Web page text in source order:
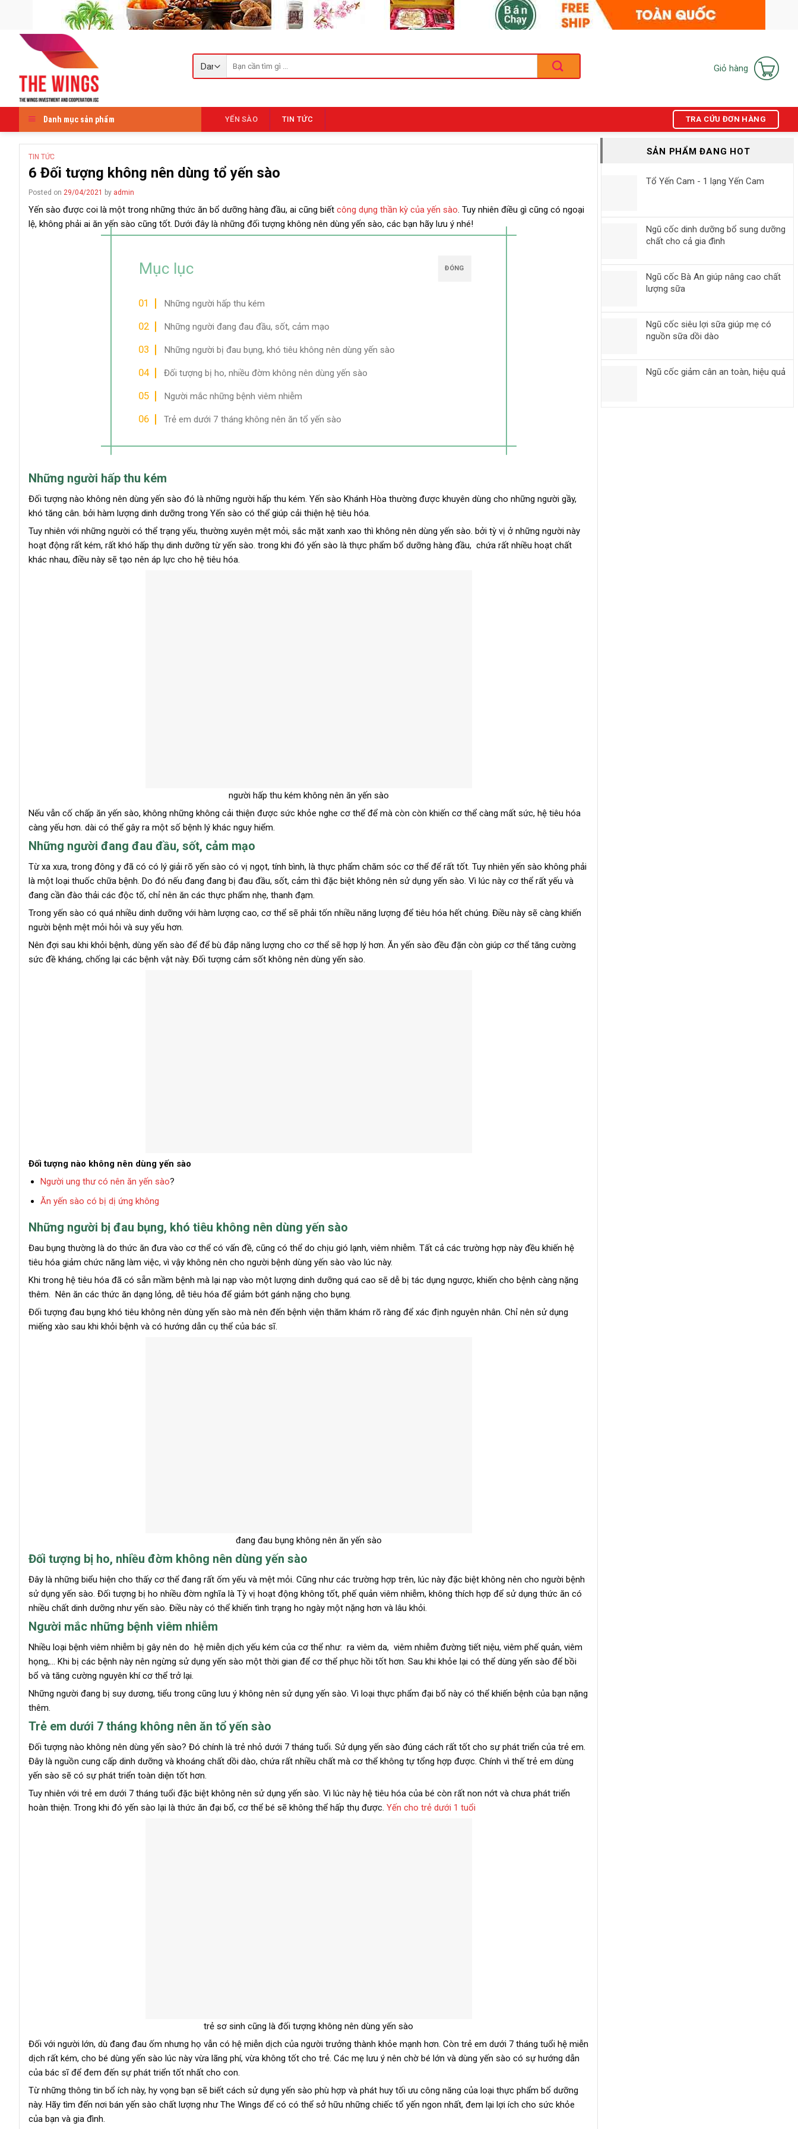
content
Tìm
kiếm:
Giỏ hàng
Danh mục sản phẩm YẾN SÀO TIN TỨC TRA CỨU ĐƠN HÀNG
TIN TỨC
6 Đối tượng không nên dùng tổ yến sào
Posted on 29/04/2021 by admin
Yến sào được coi là một trong những thức ăn bổ dưỡng hàng đầu, ai cũng biết công dụng thần kỳ của yến sào . Tuy nhiên điều gì cũng có ngoại
lệ, không phải ai ăn yến sào cũng tốt. Dưới đây là những đối tượng không nên dùng yến sào, các bạn hãy lưu ý nhé!
ĐÓNG
Mục lục
Những người hấp thu kém
Những người đang đau đầu, sốt, cảm mạo
Những người bị đau bụng, khó tiêu không nên dùng yến sào
Đối tượng bị ho, nhiều đờm không nên dùng yến sào
Người mắc những bệnh viêm nhiễm
Trẻ em dưới 7 tháng không nên ăn tổ yến sào
Những người hấp thu kém
Đối tượng nào không nên dùng yến sào đó là những người hấp thu kém. Yến sào Khánh Hòa thường được khuyên dùng cho những người gầy,
khó tăng cân. bởi hàm lượng dinh dưỡng trong Yến sào có thể giúp cải thiện hệ tiêu hóa.
Tuy nhiên với những người có thể trạng yếu, thường xuyên mệt mỏi, sắc mặt xanh xao thì không nên dùng yến sào. bởi tỳ vị ở những người này
hoạt động rất kém, rất khó hấp thụ dinh dưỡng từ yến sào. trong khi đó yến sào là thực phẩm bổ dưỡng hàng đầu, chứa rất nhiều hoạt chất
khác nhau, điều này sẽ tạo nên áp lực cho hệ tiêu hóa.
người hấp thu kém không nên ăn yến sào
Nếu vẫn cố chấp ăn yến sào, không những không cải thiện được sức khỏe nghe cơ thể để mà còn còn khiến cơ thể càng mất sức, hệ tiêu hóa
càng yếu hơn. dài có thể gây ra một số bệnh lý khác nguy hiểm.
Những người đang đau đầu, sốt, cảm mạo
Từ xa xưa, trong đông y đã có có lý giải rõ yến sào có vị ngọt, tính bình, là thực phẩm chăm sóc cơ thể để rất tốt. Tuy nhiên yến sào không phải
là một loại thuốc chữa bệnh. Do đó nếu đang đang bị đau đầu, sốt, cảm thì đặc biệt không nên sử dụng yến sào. Vì lúc này cơ thể rất yếu và
đang cần đào thải các độc tố, chỉ nên ăn các thực phẩm nhẹ, thanh đạm.
Trong yến sào có quá nhiều dinh dưỡng với hàm lượng cao, cơ thể sẽ phải tốn nhiều năng lượng để tiêu hóa hết chúng. Điều này sẽ càng khiến
người bệnh mệt mỏi hỏi và suy yếu hơn.
Nên đợi sau khi khỏi bệnh, dùng yến sào để để bù đắp năng lượng cho cơ thể sẽ hợp lý hơn. Ăn yến sào đều đặn còn giúp cơ thể tăng cường
sức đề kháng, chống lại các bệnh vật này. Đối tượng cảm sốt không nên dùng yến sào.
Đối tượng nào không nên dùng yến sào
Người ung thư có nên ăn yến sào?
Ăn yến sào có bị dị ứng không
Những người bị đau bụng, khó tiêu không nên dùng yến sào
Đau bụng thường là do thức ăn đưa vào cơ thể có vấn đề, cũng có thể do chịu gió lạnh, viêm nhiễm. Tất cả các trường hợp này đều khiến hệ
tiêu hóa giảm chức năng làm việc, vì vậy không nên cho người bệnh dùng yến sào vào lúc này.
Khi trong hệ tiêu hóa đã có sẵn mầm bệnh mà lại nạp vào một lượng dinh dưỡng quá cao sẽ dễ bị tác dụng ngược, khiến cho bệnh càng nặng
thêm. Nên ăn các thức ăn dạng lỏng, dễ tiêu hóa để giảm bớt gánh nặng cho bụng.
Đối tượng đau bụng khó tiêu không nên dùng yến sào mà nên đến bệnh viện thăm khám rõ ràng để xác định nguyên nhân. Chỉ nên sử dụng
miếng xào sau khi khỏi bệnh và có hướng dẫn cụ thể của bác sĩ.
đang đau bụng không nên ăn yến sào
Đối tượng bị ho, nhiều đờm không nên dùng yến sào
Đây là những biểu hiện cho thấy cơ thể đang rất ốm yếu và mệt mỏi. Cũng như các trường hợp trên, lúc này đặc biệt không nên cho người bệnh
sử dụng yến sào. Đối tượng bị ho nhiều đờm nghĩa là Tỳ vị hoạt động không tốt, phế quản viêm nhiễm, không thích hợp để sử dụng thức ăn có
nhiều chất dinh dưỡng như yến sào. Điều này có thể khiến tình trạng ho ngày một nặng hơn và lâu khỏi.
Người mắc những bệnh viêm nhiễm
Nhiều loại bệnh viêm nhiễm bị gây nên do hệ miễn dịch yếu kém của cơ thể như: ra viêm da, viêm nhiễm đường tiết niệu, viêm phế quản, viêm
họng,… Khi bị các bệnh này nên ngừng sử dụng yến sào một thời gian để cơ thể phục hồi tốt hơn. Sau khi khỏe lại có thể dùng yến sào để bồi
bổ và tăng cường nguyên khí cơ thể trở lại.
Những người đang bị suy dương, tiểu trong cũng lưu ý không nên sử dụng yến sào. Vì loại thực phẩm đại bổ này có thể khiến bệnh của bạn nặng
thêm.
Trẻ em dưới 7 tháng không nên ăn tổ yến sào
Đối tượng nào không nên dùng yến sào? Đó chính là trẻ nhỏ dưới 7 tháng tuổi. Sử dụng yến sào đúng cách rất tốt cho sự phát triển của trẻ em.
Đây là nguồn cung cấp dinh dưỡng và khoáng chất dồi dào, chứa rất nhiều chất mà cơ thể không tự tổng hợp được. Chính vì thế trẻ em dùng
yến sào sẽ có sự phát triển toàn diện tốt hơn.
Tuy nhiên với trẻ em dưới 7 tháng tuổi đặc biệt không nên sử dụng yến sào. Vì lúc này hệ tiêu hóa của bé còn rất non nớt và chưa phát triển
hoàn thiện. Trong khi đó yến sào lại là thức ăn đại bổ, cơ thể bé sẽ không thể hấp thụ được. Yến cho trẻ dưới 1 tuổi
trẻ sơ sinh cũng là đối tượng không nên dùng yến sào
Đối với người lớn, dù đang đau ốm nhưng họ vẫn có hệ miễn dịch của người trưởng thành khỏe mạnh hơn. Còn trẻ em dưới 7 tháng tuổi hệ miễn
dịch rất kém, cho bé dùng yến sào lúc này vừa lãng phí, vừa không tốt cho trẻ. Các mẹ lưu ý nên chờ bé lớn và dùng yến sào có sự hướng dẫn
của bác sĩ để đem đến sự phát triển tốt nhất cho con.
Từ những thông tin bổ ích này, hy vọng bạn sẽ biết cách sử dụng yến sào phù hợp và phát huy tối ưu công năng của loại thực phẩm bổ dưỡng
này. Hãy tìm đến nơi bán yến sào chất lượng như The Wings để có có thể sở hữu những chiếc tổ yến ngon nhất, đem lại lợi ích cho sức khỏe
của bạn và gia đình.
SẢN PHẨM ĐANG HOT
Tổ Yến Cam - 1 lạng Yến Cam
Ngũ cốc dinh dưỡng bổ sung dưỡng
chất cho cả gia đình
Ngũ cốc Bà An giúp nâng cao chất
lượng sữa
Ngũ cốc siêu lợi sữa giúp mẹ có
nguồn sữa dồi dào
Ngũ cốc giảm cân an toàn, hiệu quả